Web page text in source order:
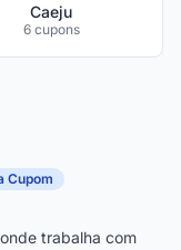
Caeju
6 cupons
Cupom
trabalha com